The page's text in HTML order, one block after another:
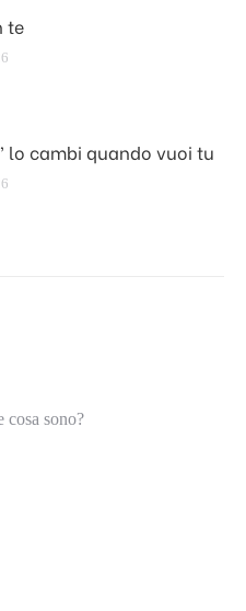
te
lo cambi quando vuoi tu
cosa sono?